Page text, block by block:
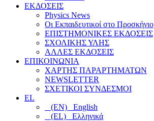
ΕΚΔΟΣΕΙΣ
Physics News
Οι Εκπαιδευτικοί στο Προσκήνιο
ΕΠΙΣΤΗΜΟΝΙΚΕΣ ΕΚΔΟΣΕΙΣ
ΣΧΟΛΙΚΗΣ ΥΛΗΣ
ΑΛΛΕΣ ΕΚΔΟΣΕΙΣ
ΕΠΙΚΟΙΝΩΝΙΑ
ΧΑΡΤΗΣ ΠΑΡΑΡΤΗΜΑΤΩΝ
NEWSLETTER
ΣΧΕΤΙΚΟΙ ΣΥΝΔΕΣΜΟΙ
EL
(EN) English
(EL) Ελληνικά